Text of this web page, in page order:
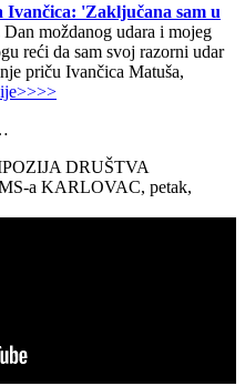
Ivančica: 'Zaključana sam u
moždanog udara i mojeg
reći da sam svoj razorni udar
priču Ivančica Matuša,
DRUŠTVA
a KARLOVAC, petak,